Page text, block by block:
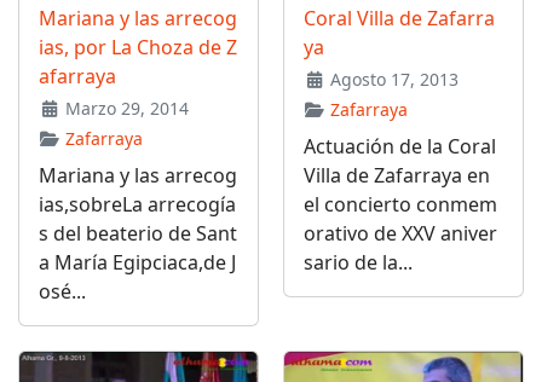
Mariana y las arrecog
ias, por La Choza de Z
afarraya
Marzo 29, 2014
Zafarraya
Mariana y las arrecog
ias,sobreLa arrecogía
s del beaterio de Sant
a María Egipciaca,de J
osé...
Coral Villa de Zafarra
ya
Agosto 17, 2013
Zafarraya
Actuación de la Coral
Villa de Zafarraya en
el concierto conmem
orativo de XXV aniver
sario de la...